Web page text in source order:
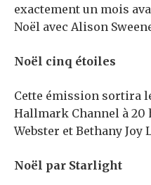
exactement un mois
Noël avec Alison
Noël cinq étoiles
Cette émission sortira
Hallmark Channel à 20
Webster et Bethany Joy
Noël par Starlight